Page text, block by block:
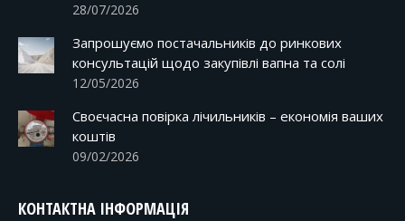
28/07/2026
Запрошуємо постачальників до ринкових
консультацій щодо закупівлі вапна та солі
12/05/2026
Своєчасна повірка лічильників – економія ваших
коштів
09/02/2026
КОНТАКТНА ІНФОРМАЦІЯ